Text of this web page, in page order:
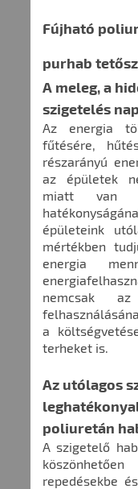
Fújható
purhab
A meleg, a
szigetelés
Az energia
fűtésére,
részarányú
az épületek
miatt van
épületeink
mértékben
energia
nemcsak az
a
terheket is.
Az utólagos
poliuretán
A szigetelő
repedésekbe